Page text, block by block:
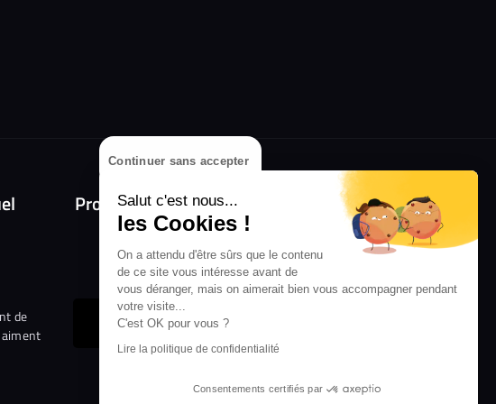
Continuer sans accepter
Salut c'est nous...
les Cookies !
On a attendu d'être sûrs que le contenu
de ce site vous intéresse avant de
vous déranger, mais on aimerait bien vous accompagner pendant
votre visite...
C'est OK pour vous ?
Lire la politique de confidentialité
Consentements certifiés par
de
aiment
Prolongez l'expérience avec l'application
RIFFX !
Disponible sur l'App Store et Google Play